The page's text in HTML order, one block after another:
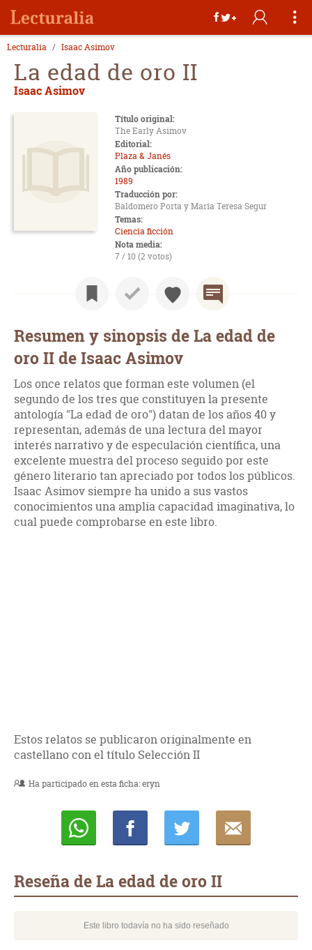
Lecturalia Isaac Asimov
La edad de oro II
Isaac Asimov
Título original:
The Early Asimov
Editorial:
Plaza & Janés
Año publicación:
1989
Traducción por:
Baldomero Porta y María Teresa Segur
Temas:
Ciencia ficción
Nota media:
7 / 10 (2 votos)
Resumen y sinopsis de La edad de
oro II de Isaac Asimov
Los once relatos que forman este volumen (el
segundo de los tres que constituyen la presente
antología "La edad de oro") datan de los años 40 y
representan, además de una lectura del mayor
interés narrativo y de especulación científica, una
excelente muestra del proceso seguido por este
género literario tan apreciado por todos los públicos.
Isaac Asimov siempre ha unido a sus vastos
conocimientos una amplia capacidad imaginativa, lo
cual puede comprobarse en este libro.
Estos relatos se publicaron originalmente en
castellano con el título Selección II
Ha participado en esta ficha:eryn
Reseña de La edad de oro II
Este libro todavía no ha sido reseñado